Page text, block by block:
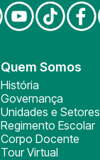
Quem Somos
História
Governança
Unidades e Setores
Regimento Escolar
Corpo Docente
Tour Virtual